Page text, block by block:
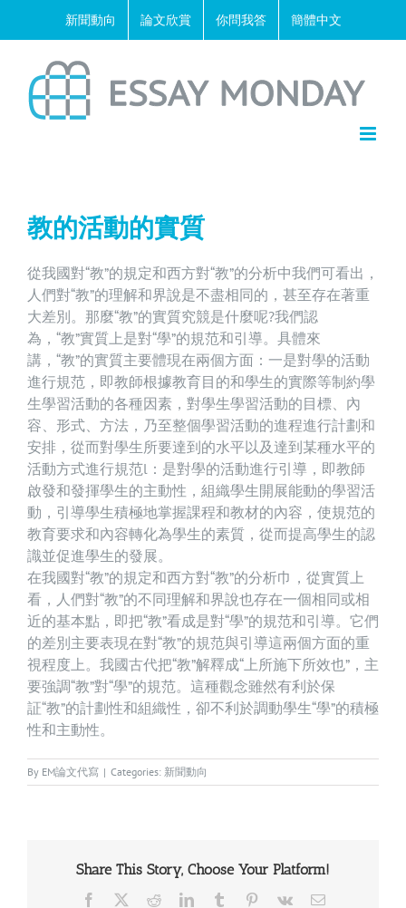
新聞動向 論文欣賞 你問我答 簡體中文
教的活動的實質
從我國對“教”的規定和西方對“教”的分析中我們可看出，
人們對“教”的理解和界說是不盡相同的，甚至存在著重
大差別。那麼“教”的實質究競是什麼呢?我們認
為，“教”實質上是對“學”的規范和引導。具體來
講，“教”的實質主要體現在兩個方面：一是對學的活動
進行規范，即教師根據教育目的和學生的實際等制約學
生學習活動的各種因素，對學生學習活動的目標、內
容、形式、方法，乃至整個學習活動的進程進行計劃和
安排，從而對學生所要達到的水平以及達到某種水平的
活動方式進行規范l：是對學的活動進行引導，即教師
啟發和發揮學生的主動性，組織學生開展能動的學習活
動，引導學生積極地掌握課程和教材的內容，使規范的
教育要求和內容轉化為學生的素質，從而提高學生的認
識並促進學生的發展。
在我國對“教”的規定和西方對“教”的分析巾，從實質上
看，人們對“教”的不同理解和界說也存在一個相同或相
近的基本點，即把“教”看成是對“學”的規范和引導。它們
的差別主要表現在對“教”的規范與引導這兩個方面的重
視程度上。我國古代把“教”解釋成“上所施下所效也”，主
要強調“教”對“學”的規范。這種觀念雖然有利於保
証“教”的計劃性和組織性，卻不利於調動學生“學”的積極
性和主動性。
By EM論文代寫 | Categories: 新聞動向
Share This Story, Choose Your Platform!
Facebook RedditLinkedInTumblr Pinterest
Vk Email